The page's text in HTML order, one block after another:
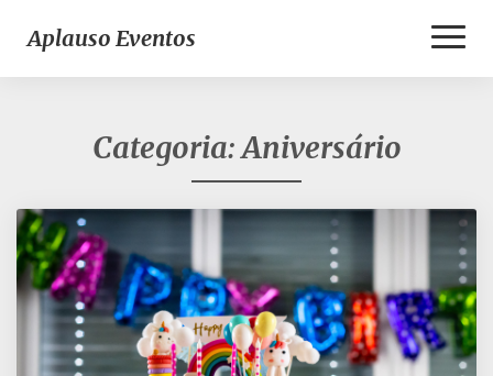
Aplauso Eventos
Categoria:Aniversário